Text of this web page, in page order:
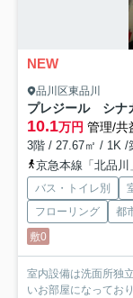
NEW
品川区東品川
10.1万円 管理/共
3階 / 27.67㎡ / 1K /
京急本線「北品川
バス・トイレ別
フローリング
都
敷0
室内設備は洗面所独
いお部屋になってお